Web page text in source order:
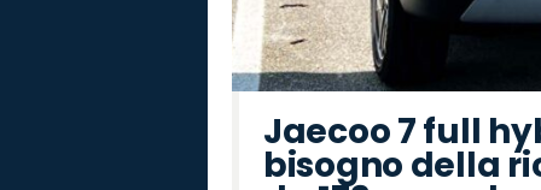
Jaecoo 7 full
bisogno della